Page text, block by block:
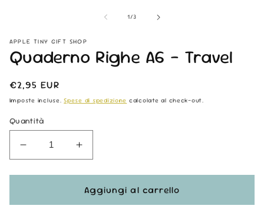
1/su
3
APPLE TINY GIFT SHOP
Quaderno Righe A6 - Travel
Prezzo
di
€2,95 EUR
Imposte incluse.Spese di spedizione calcolate al check-out.
Quantità
Diminuisci
quantità
per
Righe
Aumenta
quantità
per
Quaderno
Righe
Aggiungi al carrello